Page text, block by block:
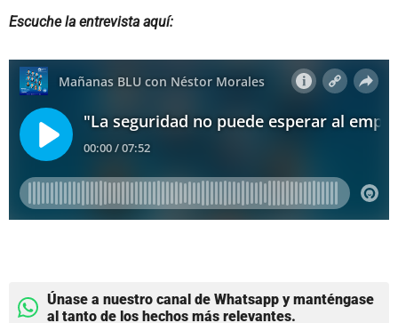
Escuche la entrevista aquí:
Únase a nuestro canal de Whatsapp y manténgase
al tanto de los hechos más relevantes.